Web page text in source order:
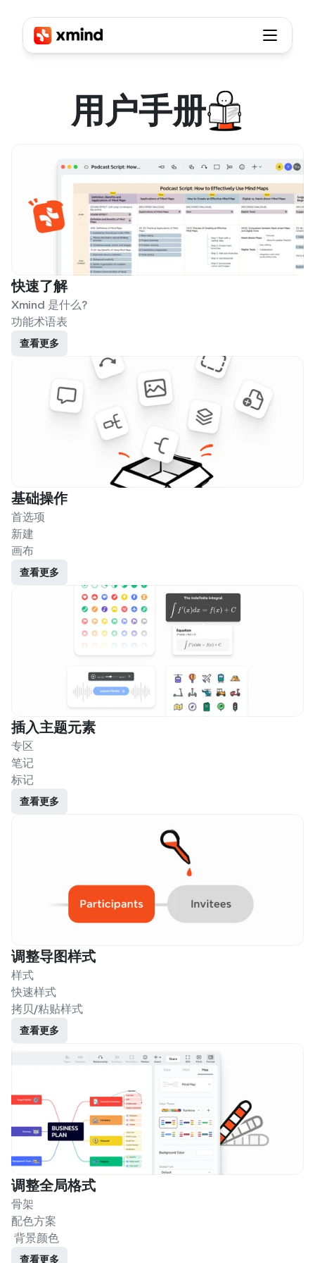
用户手册
快速了解
Xmind 是什么?
功能术语表
查看更多
基础操作
首选项
新建
画布
查看更多
插入主题元素
专区
笔记
标记
查看更多
调整导图样式
样式
快速样式
拷贝/粘贴样式
查看更多
调整全局格式
骨架
配色方案
背景颜色
查看更多